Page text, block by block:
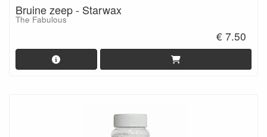
Bruine zeep - Starwax
The Fabulous
€ 7.50